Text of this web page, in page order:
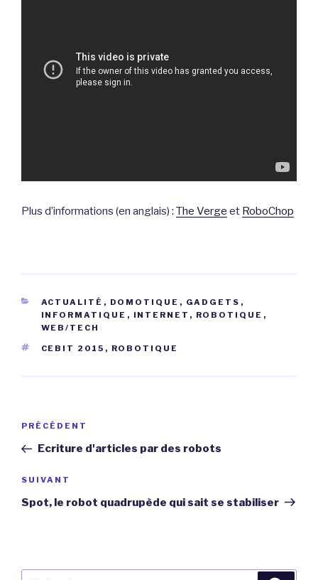
Plus d’informations (en anglais) : The Verge et RoboChop
CATÉGORIES
ACTUALITÉ , DOMOTIQUE , GADGETS ,
INFORMATIQUE , INTERNET , ROBOTIQUE ,
WEB/TECH
ÉTIQUETTES
CEBIT 2015 , ROBOTIQUE
Navigation
l’article
Article
précédent
PRÉCÉDENT
Ecriture d'articles par des robots
Article
suivant
SUIVANT
Spot, le robot quadrupède qui sait se stabiliser